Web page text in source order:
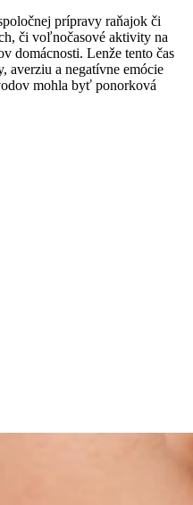
prípravy raňajok či
či voľnočasové aktivity na
domácnosti. Lenže tento čas
averziu a negatívne emócie
mohla byť ponorková